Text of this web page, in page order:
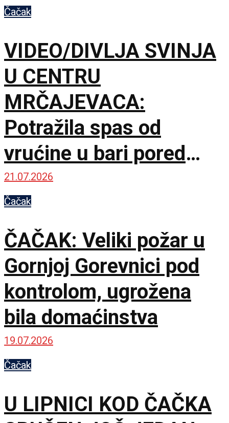
Čačak
VIDEO/DIVLJA SVINJA
U CENTRU
MRČAJEVACA:
Potražila spas od
vrućine u bari pored
Ibarske magistrale
21.07.2026
Čačak
ČAČAK: Veliki požar u
Gornjoj Gorevnici pod
kontrolom, ugrožena
bila domaćinstva
19.07.2026
Čačak
U LIPNICI KOD ČAČKA